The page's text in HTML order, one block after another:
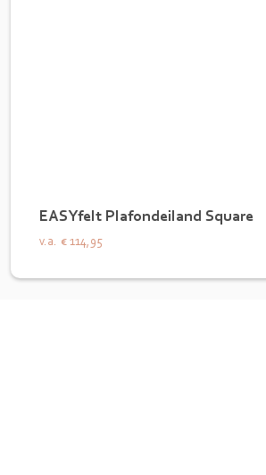
EASYfelt Plafondeiland Square
v.a. € 114,95